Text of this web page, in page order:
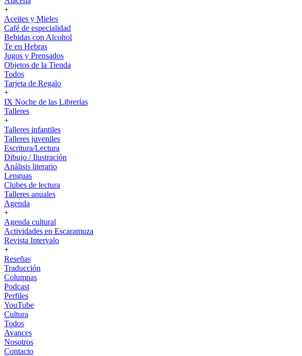
+
Aceites y Mieles
Café de especialidad
Bebidas con Alcohol
Te en Hebras
Jugos y Prensados
Objetos de la Tienda
Todos
Tarjeta de Regalo
+
IX Noche de las Librerías
Talleres
+
Talleres infantiles
Talleres juveniles
Escritura/Lectura
Dibujo / Ilustración
Análisis literario
Lenguas
Clubes de lectura
Talleres anuales
Agenda
+
Agenda cultural
Actividades en Escaramuza
Revista Intervalo
+
Reseñas
Traducción
Columnas
Podcast
Perfiles
YouTube
Cultura
Todos
Avances
Nosotros
Contacto